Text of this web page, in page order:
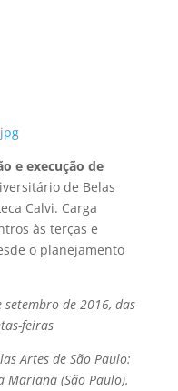
e execução de
de Belas
Calvi. Carga
às terças e
o planejamento
de 2016, das
feiras
Artes de São Paulo:
(São Paulo).